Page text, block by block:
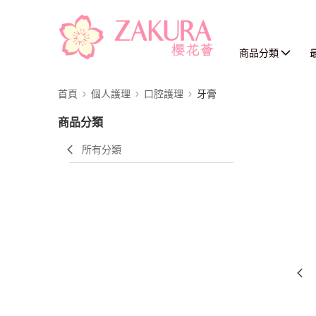
商品分類
首頁 個人護理 口腔護理 牙膏
商品分類
所有分類